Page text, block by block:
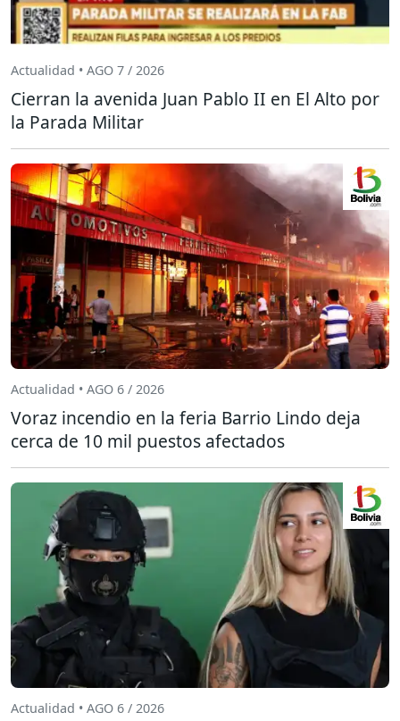
Actualidad • AGO 7 / 2026
Cierran la avenida Juan Pablo II en El Alto por
la Parada Militar
Actualidad • AGO 6 / 2026
Voraz incendio en la feria Barrio Lindo deja
cerca de 10 mil puestos afectados
Actualidad • AGO 6 / 2026